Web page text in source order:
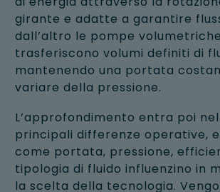
girante e adatte a garantire
dall’altro le pompe
trasferiscono volumi definiti di
mantenendo una portata
variare della pressione.
L’approfondimento entra poi
principali differenze operative,
come portata, pressione,
tipologia di fluido influenzino in
la scelta della tecnologia.